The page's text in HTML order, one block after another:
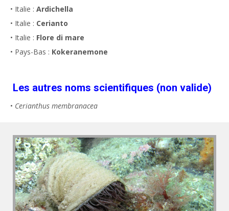
• Italie : Ardichella
• Italie : Cerianto
• Italie : Flore di mare
• Pays-Bas : Kokeranemone
Les autres noms scientifiques (non valide)
• Cerianthus membranacea